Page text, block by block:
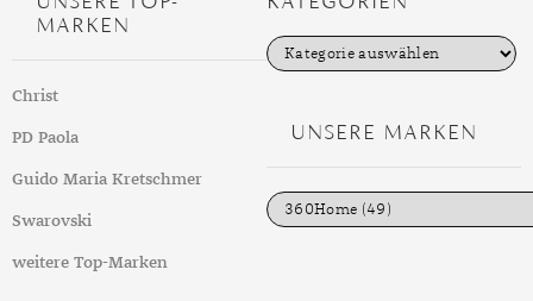
MARKEN
Christ
PD Paola
Guido Maria Kretschmer
Swarovski
weitere Top-Marken
K
a
e
n
UNSERE MARKEN